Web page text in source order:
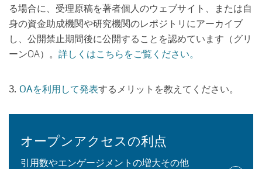
る場合に、受理原稿を著者個人のウェブサイト、または自
身の資金助成機関や研究機関のレポジトリにアーカイブ
し、公開禁止期間後に公開することを認めています（グリ
ーンOA）。 詳しくはこちらをご覧ください。
3. OAを利用して発表するメリットを教えてください。
オープンアクセスの利点
引用数やエンゲージメントの増大その他